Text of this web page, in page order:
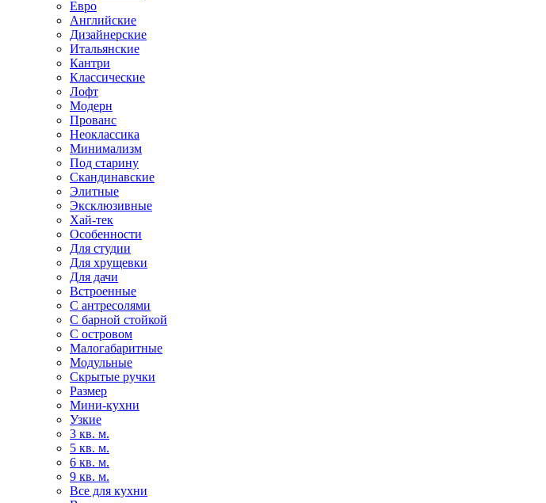
Евро
Английские
Дизайнерские
Итальянские
Кантри
Классические
Лофт
Модерн
Прованс
Неоклассика
Минимализм
Под старину
Скандинавские
Элитные
Эксклюзивные
Хай-тек
Особенности
Для студии
Для хрущевки
Для дачи
Встроенные
С антресолями
С барной стойкой
С островом
Малогабаритные
Модульные
Скрытые ручки
Размер
Мини-кухни
Узкие
3 кв. м.
5 кв. м.
6 кв. м.
9 кв. м.
Все для кухни